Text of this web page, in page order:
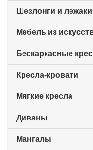
Шезлонги и лежаки
Мебель из
Бескаркасные
Кресла-кровати
Мягкие кресла
Диваны
Мангалы